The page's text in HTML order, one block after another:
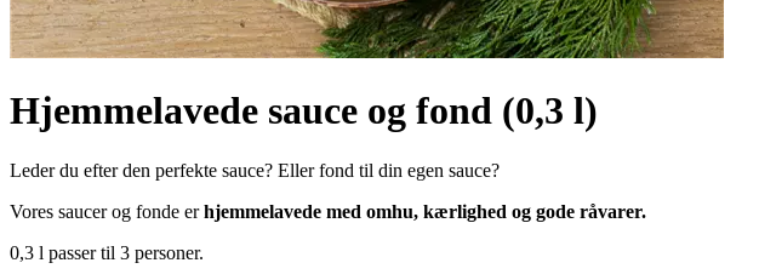
Hjemmelavede sauce og fond (0,3 l)
Leder du efter den perfekte sauce? Eller fond til din egen sauce?
Vores saucer og fonde erhjemmelavede med omhu, kærlighed og gode råvarer.
0,3 l passer til 3 personer.